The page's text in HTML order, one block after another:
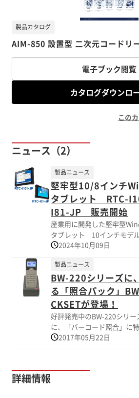
AIM-850 設置型 二次元コードリ
製品カタログ
電子ブック閲覧
カタログダウンロ
この
ニュース（2）
堅牢型10/8インチ
タブレット RTC-
I81-JP 販売開始
製品ニュース
産業用に開発した堅牢型
タブレット 10インチモデ
インチモデルRTC-I81-JP の
た。 過酷な産業環境に耐
上・安全性・運用コストを
リューションです。 耐落
810H:2022 Method 516.8
約1.2m試験合格）、高耐振
810H: 2022 method 514.8
格）モデルですのでフォー
ック端末・ピッキングカー
末などに最適です。交換可
や豊富なオプションとの組
や運用目的に適したタブレ
可能です。
2024年10月09日
BW-220シリーズに
る「照合パック」
CKSETが登場！
製品ニュース
好評発売中のBW-220シリ
に、「バーコード照合」に
ージ「BW-220CB照合パック
た。 さまざまな用途で活用できるBW-220シリ
ーズにおいても特にニーズ
照合」をすぐに始められる
2017年05月22日
詳細情報